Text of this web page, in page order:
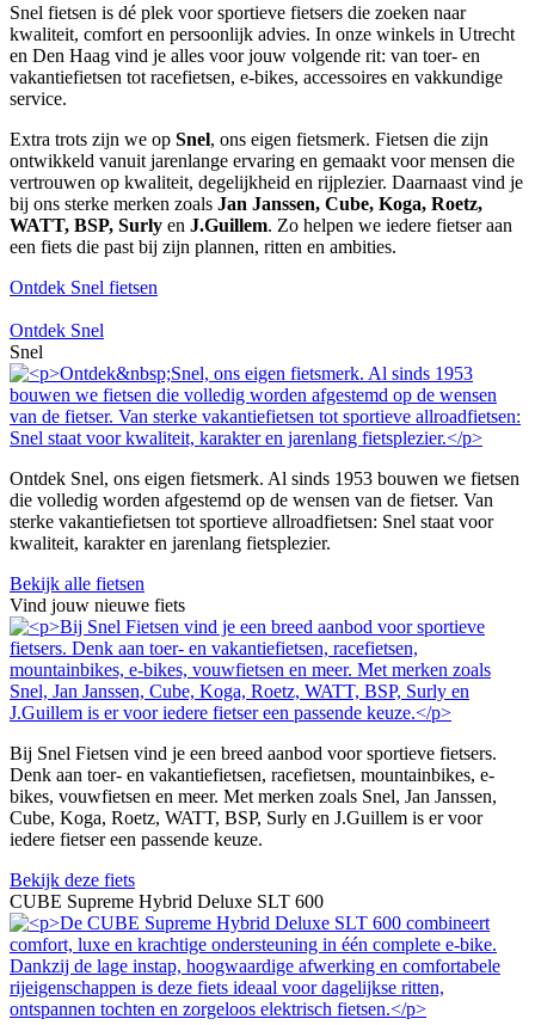
Snel fietsen is dé plek voor sportieve fietsers die zoeken naar
kwaliteit, comfort en persoonlijk advies. In onze winkels in Utrecht
en Den Haag vind je alles voor jouw volgende rit: van toer- en
vakantiefietsen tot racefietsen, e-bikes, accessoires en vakkundige
service.
Extra trots zijn we op Snel, ons eigen fietsmerk. Fietsen die zijn
ontwikkeld vanuit jarenlange ervaring en gemaakt voor mensen die
vertrouwen op kwaliteit, degelijkheid en rijplezier. Daarnaast vind je
bij ons sterke merken zoals Jan Janssen, Cube, Koga, Roetz,
WATT, BSP, Surly en J.Guillem. Zo helpen we iedere fietser aan
een fiets die past bij zijn plannen, ritten en ambities.
Ontdek Snel fietsen
Ontdek Snel
Snel
Ontdek Snel, ons eigen fietsmerk. Al sinds 1953 bouwen we fietsen
die volledig worden afgestemd op de wensen van de fietser. Van
sterke vakantiefietsen tot sportieve allroadfietsen: Snel staat voor
kwaliteit, karakter en jarenlang fietsplezier.
Bekijk alle fietsen
Vind jouw nieuwe fiets
Bij Snel Fietsen vind je een breed aanbod voor sportieve fietsers.
Denk aan toer- en vakantiefietsen, racefietsen, mountainbikes, e-
bikes, vouwfietsen en meer. Met merken zoals Snel, Jan Janssen,
Cube, Koga, Roetz, WATT, BSP, Surly en J.Guillem is er voor
iedere fietser een passende keuze.
Bekijk deze fiets
CUBE Supreme Hybrid Deluxe SLT 600